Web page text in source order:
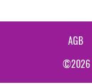
©2026
AGB